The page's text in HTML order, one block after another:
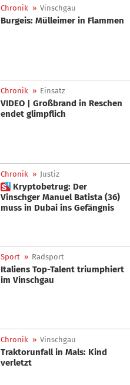
Chronik » Vinschgau
Burgeis: Mülleimer in Flammen
Chronik » Einsatz
VIDEO | Großbrand in Reschen
endet glimpflich
Chronik » Justiz
 Kryptobetrug: Der
Vinschger Manuel Batista (36)
muss in Dubai ins Gefängnis
Sport » Radsport
Italiens Top-Talent triumphiert
im Vinschgau
Chronik » Vinschgau
Traktorunfall in Mals: Kind
verletzt